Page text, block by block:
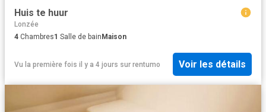
Huis te huur
Lonzée
4 Chambres1 Salle de bain Maison
Vu la première fois il y a 4 jours sur rentumo Voir les détails